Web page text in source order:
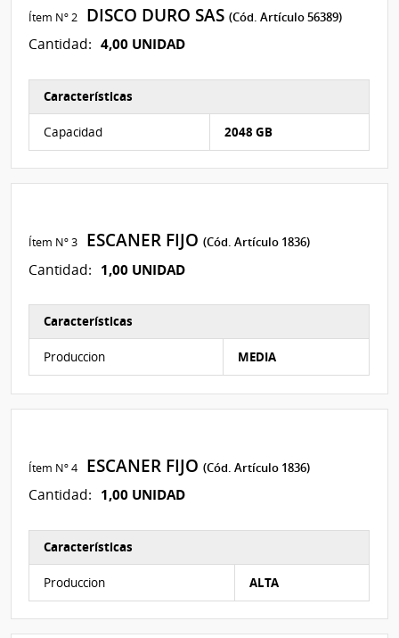
Ítem Nº 2 DISCO DURO SAS(Cód. Artículo 56389)
Cantidad: 4,00 UNIDAD
Características
Capacidad 2048 GB
Ítem Nº 3 ESCANER FIJO(Cód. Artículo 1836)
Cantidad: 1,00 UNIDAD
Características
Produccion MEDIA
Ítem Nº 4 ESCANER FIJO(Cód. Artículo 1836)
Cantidad: 1,00 UNIDAD
Características
Produccion ALTA